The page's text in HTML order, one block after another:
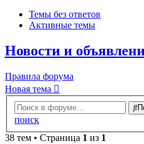
Темы без ответов
Активные темы
Новости и
Правила форума
Новая тема
поиск
38 тем • Страница 1 из 1